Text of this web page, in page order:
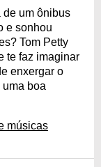
de um ônibus
e sonhou
Tom Petty
te faz imaginar
enxergar o
boa
músicas